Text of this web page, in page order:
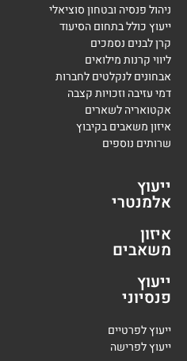
ניהול פנסיה ובטחון סוציאלי
ייעוץ כולל בתחום הסיעוד
קרן לבנים נסמכים
ליווי קרנות מילואים
אבחונים לנקלטים לחברות
דמי עזיבה וזכויות קצבה
אקטואריה לשארים
איזון משאבים בקיבוץ
שרותים נוספים
ייעוץ
אלמנטרי
איזון
משאבים
ייעוץ
פנסיוני
ייעוץ לפרטיים
ייעוץ לפרישה